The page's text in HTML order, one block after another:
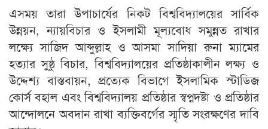
এসময় তারা উপাচার্যের নিকট বিশ্ববিদ্যালয়ের সার্বিক
উন্নয়ন, ন্যায়বিচার ও ইসলামী মূল্যবোধ সমুন্নত রাখার
লক্ষ্যে সাজিদ আব্দুল্লাহ ও আসমা সাদিয়া রুনা ম্যামের
হত্যার সুষ্ঠু বিচার, বিশ্ববিদ্যালয়ের প্রতিষ্ঠাকালীন লক্ষ্য ও
উদ্দেশ্য বাস্তবায়ন, প্রত্যেক বিভাগে ইসলামিক স্টাডিজ
কোর্স বহাল এবং বিশ্ববিদ্যালয় প্রতিষ্ঠার স্বপ্নদষ্টা ও প্রতিষ্ঠার
আন্দোলনে অবদান রাখা ব্যক্তিবর্গের স্মৃতি সংরক্ষণের দাবি